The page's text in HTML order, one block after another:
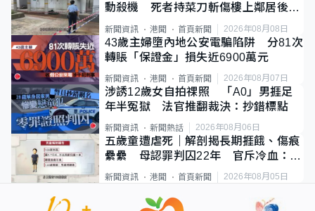
動殺機 死者持菜刀斬傷樓上鄰居後墮
新聞資訊 港聞 首頁新聞 2026年08月08日
43歲主婦墮內地公安電騙陷阱 分81次
轉賬「保證金」損失近6900萬元
新聞資訊 港聞 首頁新聞 2026年08月07日
涉誘12歲女自拍祼照 「A0」男捱足
年半冤獄 法官推翻裁決：抄錯標點
新聞資訊 新聞熱話 2026年08月06日
五歲童遭虐死｜解剖揭長期捱餓、傷痕
纍纍 母認罪判囚22年 官斥冷血：同
類案最惡劣
新聞資訊 港聞 首頁新聞 2026年08月05日